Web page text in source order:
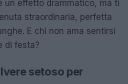
un effetto drammatico, ma ti
straordinaria, perfetta
E chi non ama sentirsi
di festa?
setoso per